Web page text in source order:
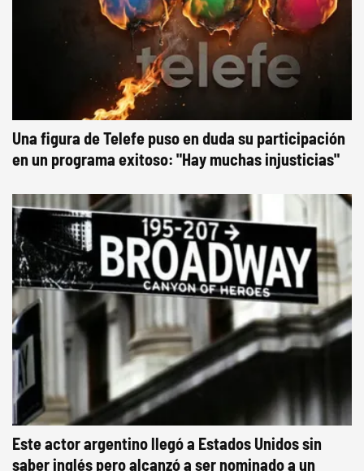
Una figura de Telefe puso en duda su participación
en un programa exitoso: "Hay muchas injusticias"
Este actor argentino llegó a Estados Unidos sin
saber inglés pero alcanzó a ser nominado a un